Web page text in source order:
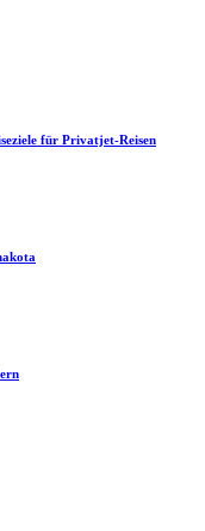
für Privatjet-Reisen